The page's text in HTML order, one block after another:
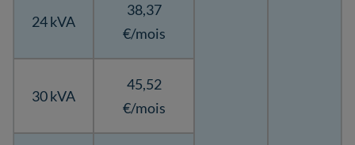
24 kVA
38,37
€/mois
30 kVA
45,52
€/mois